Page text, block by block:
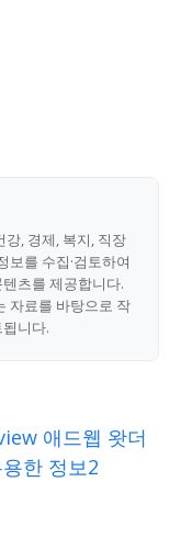
, 경제, 복지, 직장
보를 수집·검토하여
츠를 제공합니다.
자료를 바탕으로 작
니다.
애드웹 왓더
한 정보2